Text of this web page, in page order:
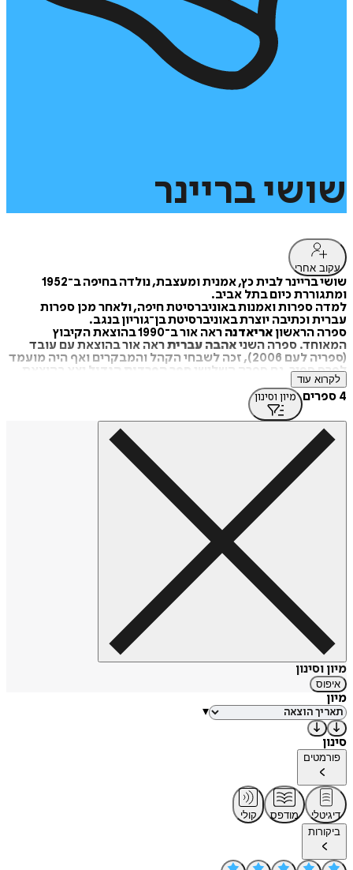
שושי בריינר
עקוב אחרי
שושי בריינר לבית כץ, אמנית ומעצבת, נולדה בחיפה ב־1952
ומתגוררת כיום בתל אביב.
למדה ספרות ואמנות באוניברסיטת חיפה, ולאחר מכן ספרות
עברית וכתיבה יוצרת באוניברסיטת בן־גוריון בנגב.
ספרה הראשון אריאדנה
ראה אור ב־1990 בהוצאת הקיבוץ
המאוחד. ספרה השניאהבה עבריתראה אור בהוצאת עם עובד
(ספריה לעם 2006), זכה לשבחי הקהל והמבקרים ואף היה מועמד
לפרס ספיר. גם ספרה השלישי
ספר הפרדות הגדול
עם עובד (ספריה לעם 2009) ותורגם להולנדית ולגרמנית.
פרסמה סיפורים קצרים בכתב העת "מקרוב" ובספר "ההולנדי של
עכו" הוצאת גלורי. חיה כיום בתל אביב ועוסקת בכתיבה ובעריכה
ספרותית.
מקור: לקסיקון הספרות העברית החדשה
https://tinyurl.com/3he5rbzr
לקרוא עוד
4 ספרים מיון וסינון
מיון וסינון
איפוס
מיון
▾
סינון
פורמטים
דיגיטלי מודפס
קולי
ביקורות